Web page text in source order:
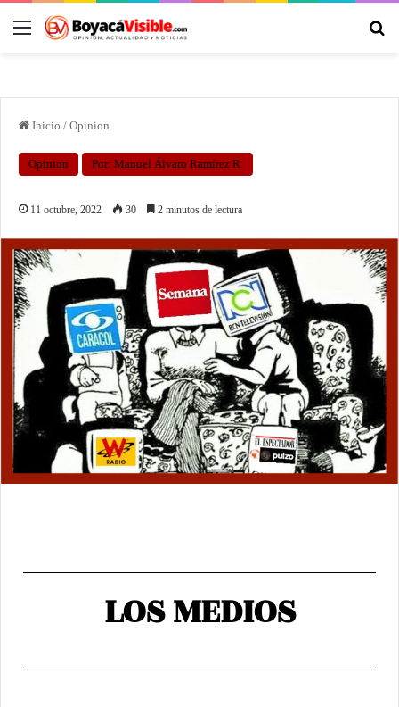
Inicio / Opinion
Opinion Por: Manuel Álvaro Ramírez R.
11 octubre, 2022 30 2 minutos de lectura
LOS MEDIOS